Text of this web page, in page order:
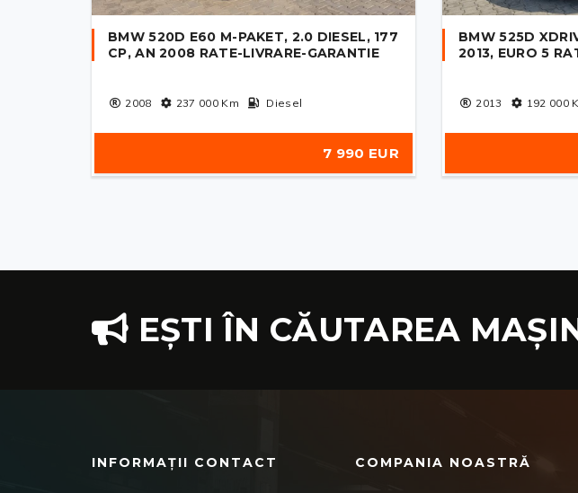
BMW 520D E60 M-PAKET, 2.0 DIESEL, 177
CP, AN 2008 RATE-LIVRARE-GARANTIE
2008 237 000Km Diesel
7 990 EUR
BMW 525D
2013, EURO 5
2013 192 000
EȘTI ÎN CĂUTAREA
INFORMAȚII CONTACT COMPANIA NOASTRĂ